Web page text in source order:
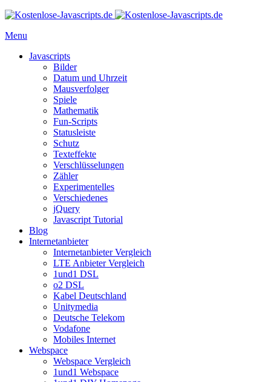
Menu
Javascripts
Bilder
Datum und Uhrzeit
Mausverfolger
Spiele
Mathematik
Fun-Scripts
Statusleiste
Schutz
Texteffekte
Verschlüsselungen
Zähler
Experimentelles
Verschiedenes
jQuery
Javascript Tutorial
Blog
Internetanbieter
Internetanbieter Vergleich
LTE Anbieter Vergleich
1und1 DSL
o2 DSL
Kabel Deutschland
Unitymedia
Deutsche Telekom
Vodafone
Mobiles Internet
Webspace
Webspace Vergleich
1und1 Webspace